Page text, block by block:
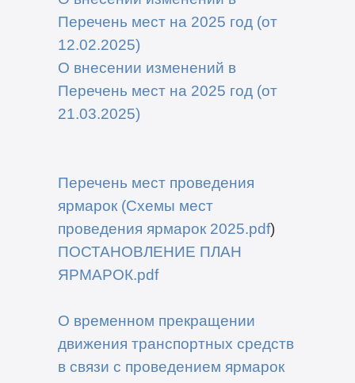
Перечень мест на 2025 год (от
12.02.2025)
О внесении изменений в
Перечень мест на 2025 год (от
21.03.2025)
Перечень мест проведения
ярмарок (Схемы мест
проведения ярмарок 2025.pdf)
ПОСТАНОВЛЕНИЕ ПЛАН
ЯРМАРОК.pdf
О временном прекращении
движения транспортных средств
в связи с проведением ярмарок